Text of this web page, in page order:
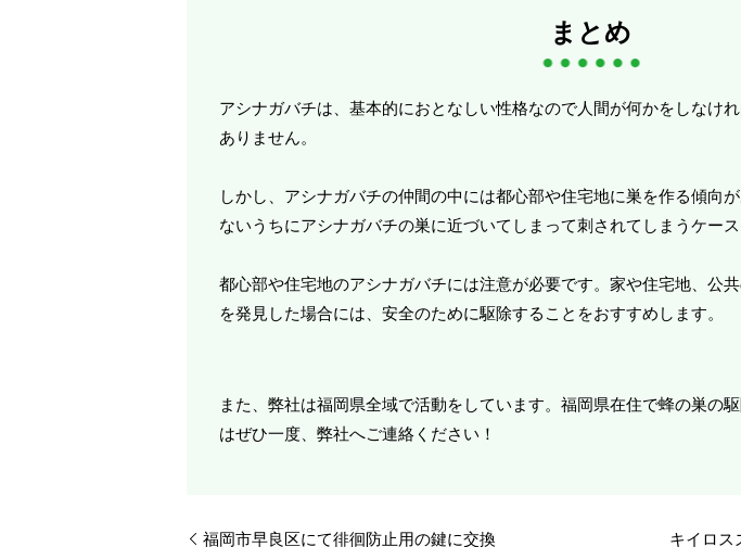
まとめ
アシナガバチは、基本的におとなしい性格なので人間が何かをしなけ
ありません。
しかし、アシナガバチの仲間の中には都心部や住宅地に巣を作る傾向
ないうちにアシナガバチの巣に近づいてしまって刺されてしまうケース
都心部や住宅地のアシナガバチには注意が必要です。家や住宅地、公
を発見した場合には、安全のために駆除することをおすすめします。
また、弊社は福岡県全域で活動をしています。福岡県在住で蜂の巣の
はぜひ一度、弊社へご連絡ください！
福岡市早良区にて徘徊防止用の鍵に交換 キイロス